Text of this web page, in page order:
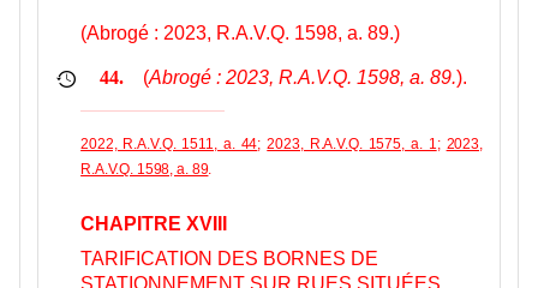
(Abrogé : 2023, R.A.V.Q. 1598, a. 89.)
44. (Abrogé : 2023, R.A.V.Q. 1598, a. 89.).
2022, R.A.V.Q. 1511, a. 44;2023, R.A.V.Q. 1575, a. 1 ; 2023,
R.A.V.Q. 1598, a. 89.
CHAPITRE XVIII
TARIFICATION DES BORNES DE
STATIONNEMENT SUR RUES SITUÉES